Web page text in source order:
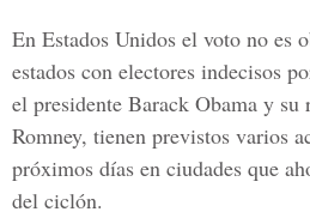
En Estados Unidos el voto no es
estados con electores indecisos
el presidente Barack Obama y
Romney, tienen previstos varios
próximos días en ciudades que
del ciclón.